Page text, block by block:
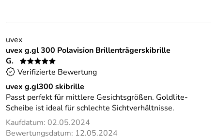
uvex
uvex g.gl 300 Polavision Brillenträgerskibrille
G.
*****
Verifizierte Bewertung
uvex g.gl300 skibrille
Passt perfekt für mittlere Gesichtsgrößen. Goldlite-
Scheibe ist ideal für schlechte Sichtverhältnisse.
Kaufdatum: 02.05.2024
Bewertungsdatum: 12.05.2024